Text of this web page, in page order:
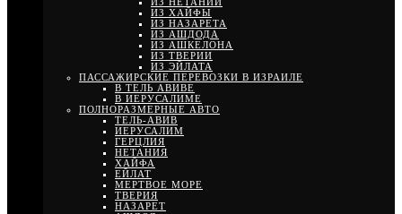
ИЗ ХАЙФЫ
ИЗ НАЗАРЕТА
ИЗ АШДОДА
ИЗ АШКЕЛОНА
ИЗ ТВЕРИИ
ИЗ ЭЙЛАТА
ПАССАЖИРСКИЕ ПЕРЕВОЗКИ В ИЗРАИЛЕ
В ТЕЛЬ АВИВЕ
В ИЕРУСАЛИМЕ
ПОЛНОРАЗМЕРНЫЕ АВТО
ТЕЛЬ-АВИВ
ИЕРУСАЛИМ
ГЕРЦЛИЯ
НЕТАНИЯ
ХАЙФА
ЕЙЛАТ
МЕРТВОЕ МОРЕ
ТВЕРИЯ
НАЗАРЕТ